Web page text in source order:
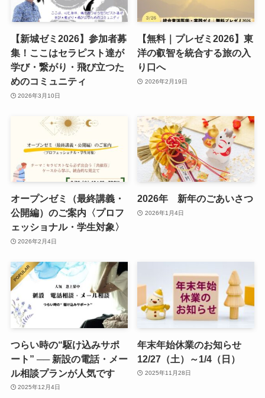
【新城ゼミ2026】参加者募
集！ここはセラピスト達が
学び・繋がり・飛び立つた
めのコミュニティ
2026年3月10日
【無料｜プレゼミ2026】東
洋の叡智を統合する旅の入
り口へ
2026年2月19日
オープンゼミ（最終講義・
公開編）のご案内〈プロフ
ェッショナル・学生対象〉
2026年2月4日
2026年 新年のごあいさつ
2026年1月4日
つらい時の“駆け込みサポ
ート” ── 新設の電話・メー
ル相談プランが人気です
2025年12月4日
年末年始休業のお知らせ
12/27（土）～1/4（日）
2025年11月28日